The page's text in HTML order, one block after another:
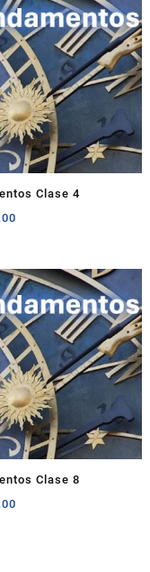
Clase 4
Clase 8